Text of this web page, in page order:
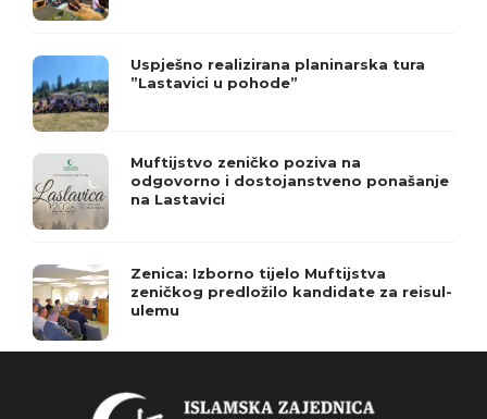
Uspješno realizirana planinarska tura
”Lastavici u pohode”
Muftijstvo zeničko poziva na
odgovorno i dostojanstveno ponašanje
na Lastavici
Zenica: Izborno tijelo Muftijstva
zeničkog predložilo kandidate za reisul-
ulemu